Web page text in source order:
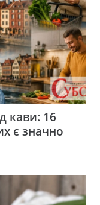
кави: 16
є значно